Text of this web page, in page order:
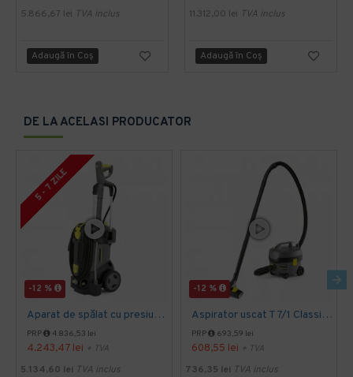
5.866,67 lei TVA inclus
Adaugă în Coş
11.312,00 lei TVA inclus
Adaugă în Coş
DE LA ACELASI PRODUCATOR
-12 %
5 - 7 ZILE
Aparat de spălat cu presiune HD 5/15 C Plus, Kärcher
PRP 4.836,53 lei
4.243,47 lei + TVA
5.134,60 lei TVA inclus
-12 %
Aspirator uscat T 7/1 Classic, Kärcher
PRP 693,59 lei
608,55 lei + TVA
736,35 lei TVA inclus